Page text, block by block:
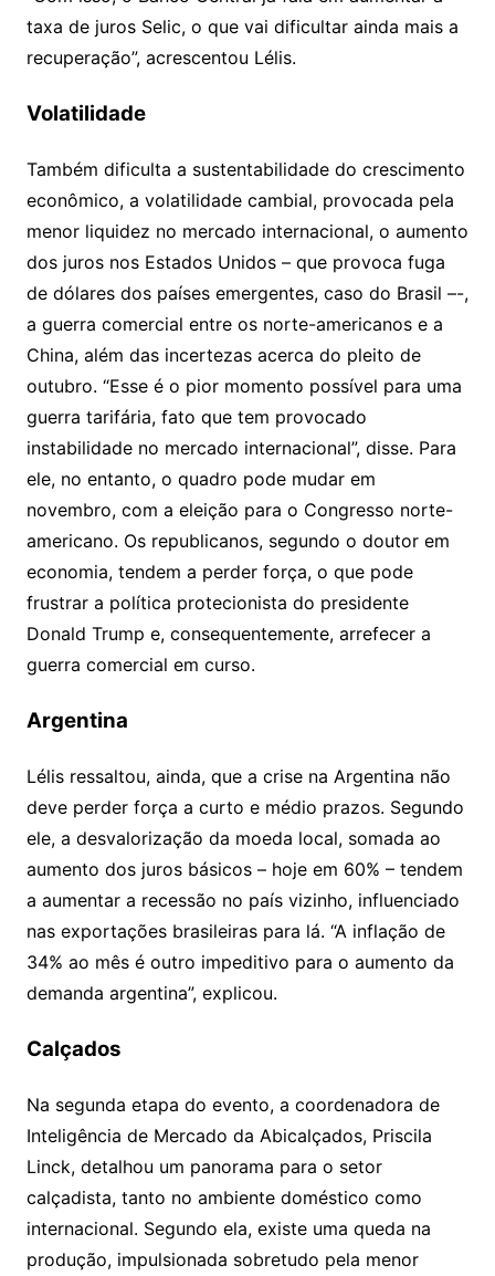
taxa de juros Selic, o que vai dificultar ainda mais a
recuperação”, acrescentou Lélis.
Volatilidade
Também dificulta a sustentabilidade do crescimento
econômico, a volatilidade cambial, provocada pela
menor liquidez no mercado internacional, o aumento
dos juros nos Estados Unidos – que provoca fuga
de dólares dos países emergentes, caso do Brasil –-,
a guerra comercial entre os norte-americanos e a
China, além das incertezas acerca do pleito de
outubro. “Esse é o pior momento possível para uma
guerra tarifária, fato que tem provocado
instabilidade no mercado internacional”, disse. Para
ele, no entanto, o quadro pode mudar em
novembro, com a eleição para o Congresso norte-
americano. Os republicanos, segundo o doutor em
economia, tendem a perder força, o que pode
frustrar a política protecionista do presidente
Donald Trump e, consequentemente, arrefecer a
guerra comercial em curso.
Argentina
Lélis ressaltou, ainda, que a crise na Argentina não
deve perder força a curto e médio prazos. Segundo
ele, a desvalorização da moeda local, somada ao
aumento dos juros básicos – hoje em 60% – tendem
a aumentar a recessão no país vizinho, influenciado
nas exportações brasileiras para lá. “A inflação de
34% ao mês é outro impeditivo para o aumento da
demanda argentina”, explicou.
Calçados
Na segunda etapa do evento, a coordenadora de
Inteligência de Mercado da Abicalçados, Priscila
Linck, detalhou um panorama para o setor
calçadista, tanto no ambiente doméstico como
internacional. Segundo ela, existe uma queda na
produção, impulsionada sobretudo pela menor